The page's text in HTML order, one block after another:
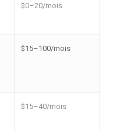
$0–20/mois
$15–100/mois
$15–40/mois